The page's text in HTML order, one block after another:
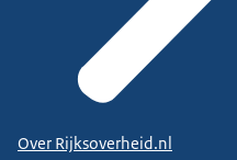
Over Rijksoverheid.nl